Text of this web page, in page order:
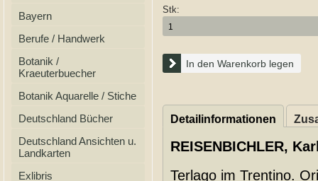
Bayern
Berufe / Handwerk
Botanik /
Kraeuterbuecher
Botanik Aquarelle / Stiche
Deutschland Bücher
Deutschland Ansichten u.
Landkarten
Exlibris
Stk:
In den Warenkorb legen
Detailinformationen
REISENBICHLER,
Terlago im Trentino.